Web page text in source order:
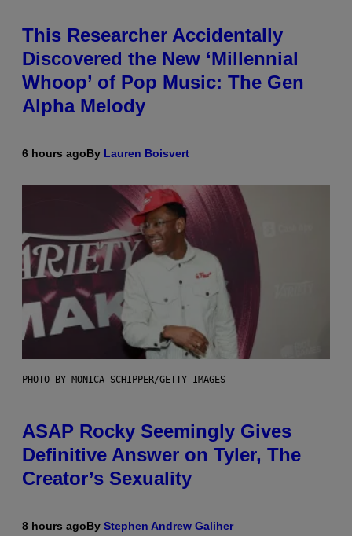
This Researcher Accidentally
Discovered the New ‘Millennial
Whoop’ of Pop Music: The Gen
Alpha Melody
6 hours agoBy Lauren Boisvert
PHOTO BY MONICA SCHIPPER/GETTY IMAGES
ASAP Rocky Seemingly Gives
Definitive Answer on Tyler, The
Creator’s Sexuality
8 hours agoBy Stephen Andrew Galiher